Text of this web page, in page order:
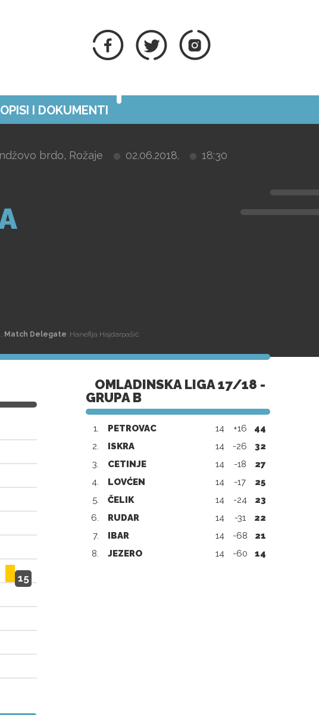
I DOKUMENTI
brdo, Rožaje 02.06.2018.
18:30
Match Delegate: Hanefija Hajdarpašić
15
OMLADINSKA LIGA 17/18 -
GRUPA B
1. PETROVAC 14 +16
44
2.
ISKRA 14 -26
32
3.
CETINJE 14 -18
27
4.
LOVĆEN 14 -17
25
5.
ČELIK 14 -24
23
6.
RUDAR 14 -31
22
7.
IBAR 14 -68
21
8.
JEZERO 14 -60 14